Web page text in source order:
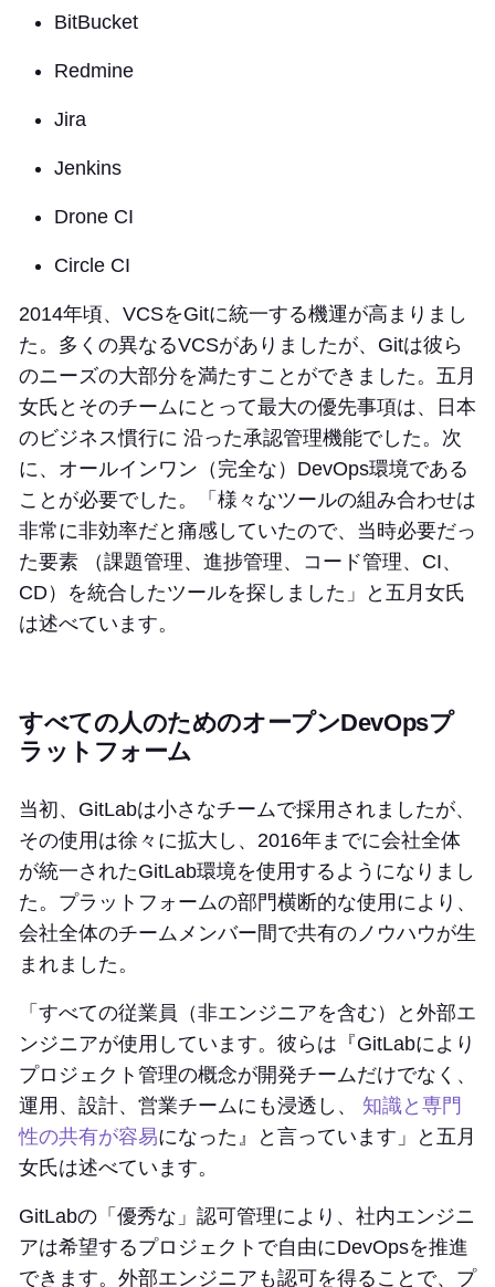
BitBucket
Redmine
Jira
Jenkins
Drone CI
Circle CI
2014年頃、VCSをGitに統一する機運が高まりまし
た。多くの異なるVCSがありましたが、Gitは彼ら
のニーズの大部分を満たすことができました。五月
女氏とそのチームにとって最大の優先事項は、日本
のビジネス慣行に 沿った承認管理機能でした。次
に、オールインワン（完全な）DevOps環境である
ことが必要でした。「様々なツールの組み合わせは
非常に非効率だと痛感していたので、当時必要だっ
た要素 （課題管理、進捗管理、コード管理、CI、
CD）を統合したツールを探しました」と五月女氏
は述べています。
すべての人のためのオープンDevOpsプ
ラットフォーム
当初、GitLabは小さなチームで採用されましたが、
その使用は徐々に拡大し、2016年までに会社全体
が統一されたGitLab環境を使用するようになりまし
た。プラットフォームの部門横断的な使用により、
会社全体のチームメンバー間で共有のノウハウが生
まれました。
「すべての従業員（非エンジニアを含む）と外部エ
ンジニアが使用しています。彼らは『GitLabにより
プロジェクト管理の概念が開発チームだけでなく、
運用、設計、営業チームにも浸透し、 知識と専門
性の共有が容易になった』と言っています」と五月
女氏は述べています。
GitLabの「優秀な」認可管理により、社内エンジニ
アは希望するプロジェクトで自由にDevOpsを推進
できます。外部エンジニアも認可を得ることで、プ